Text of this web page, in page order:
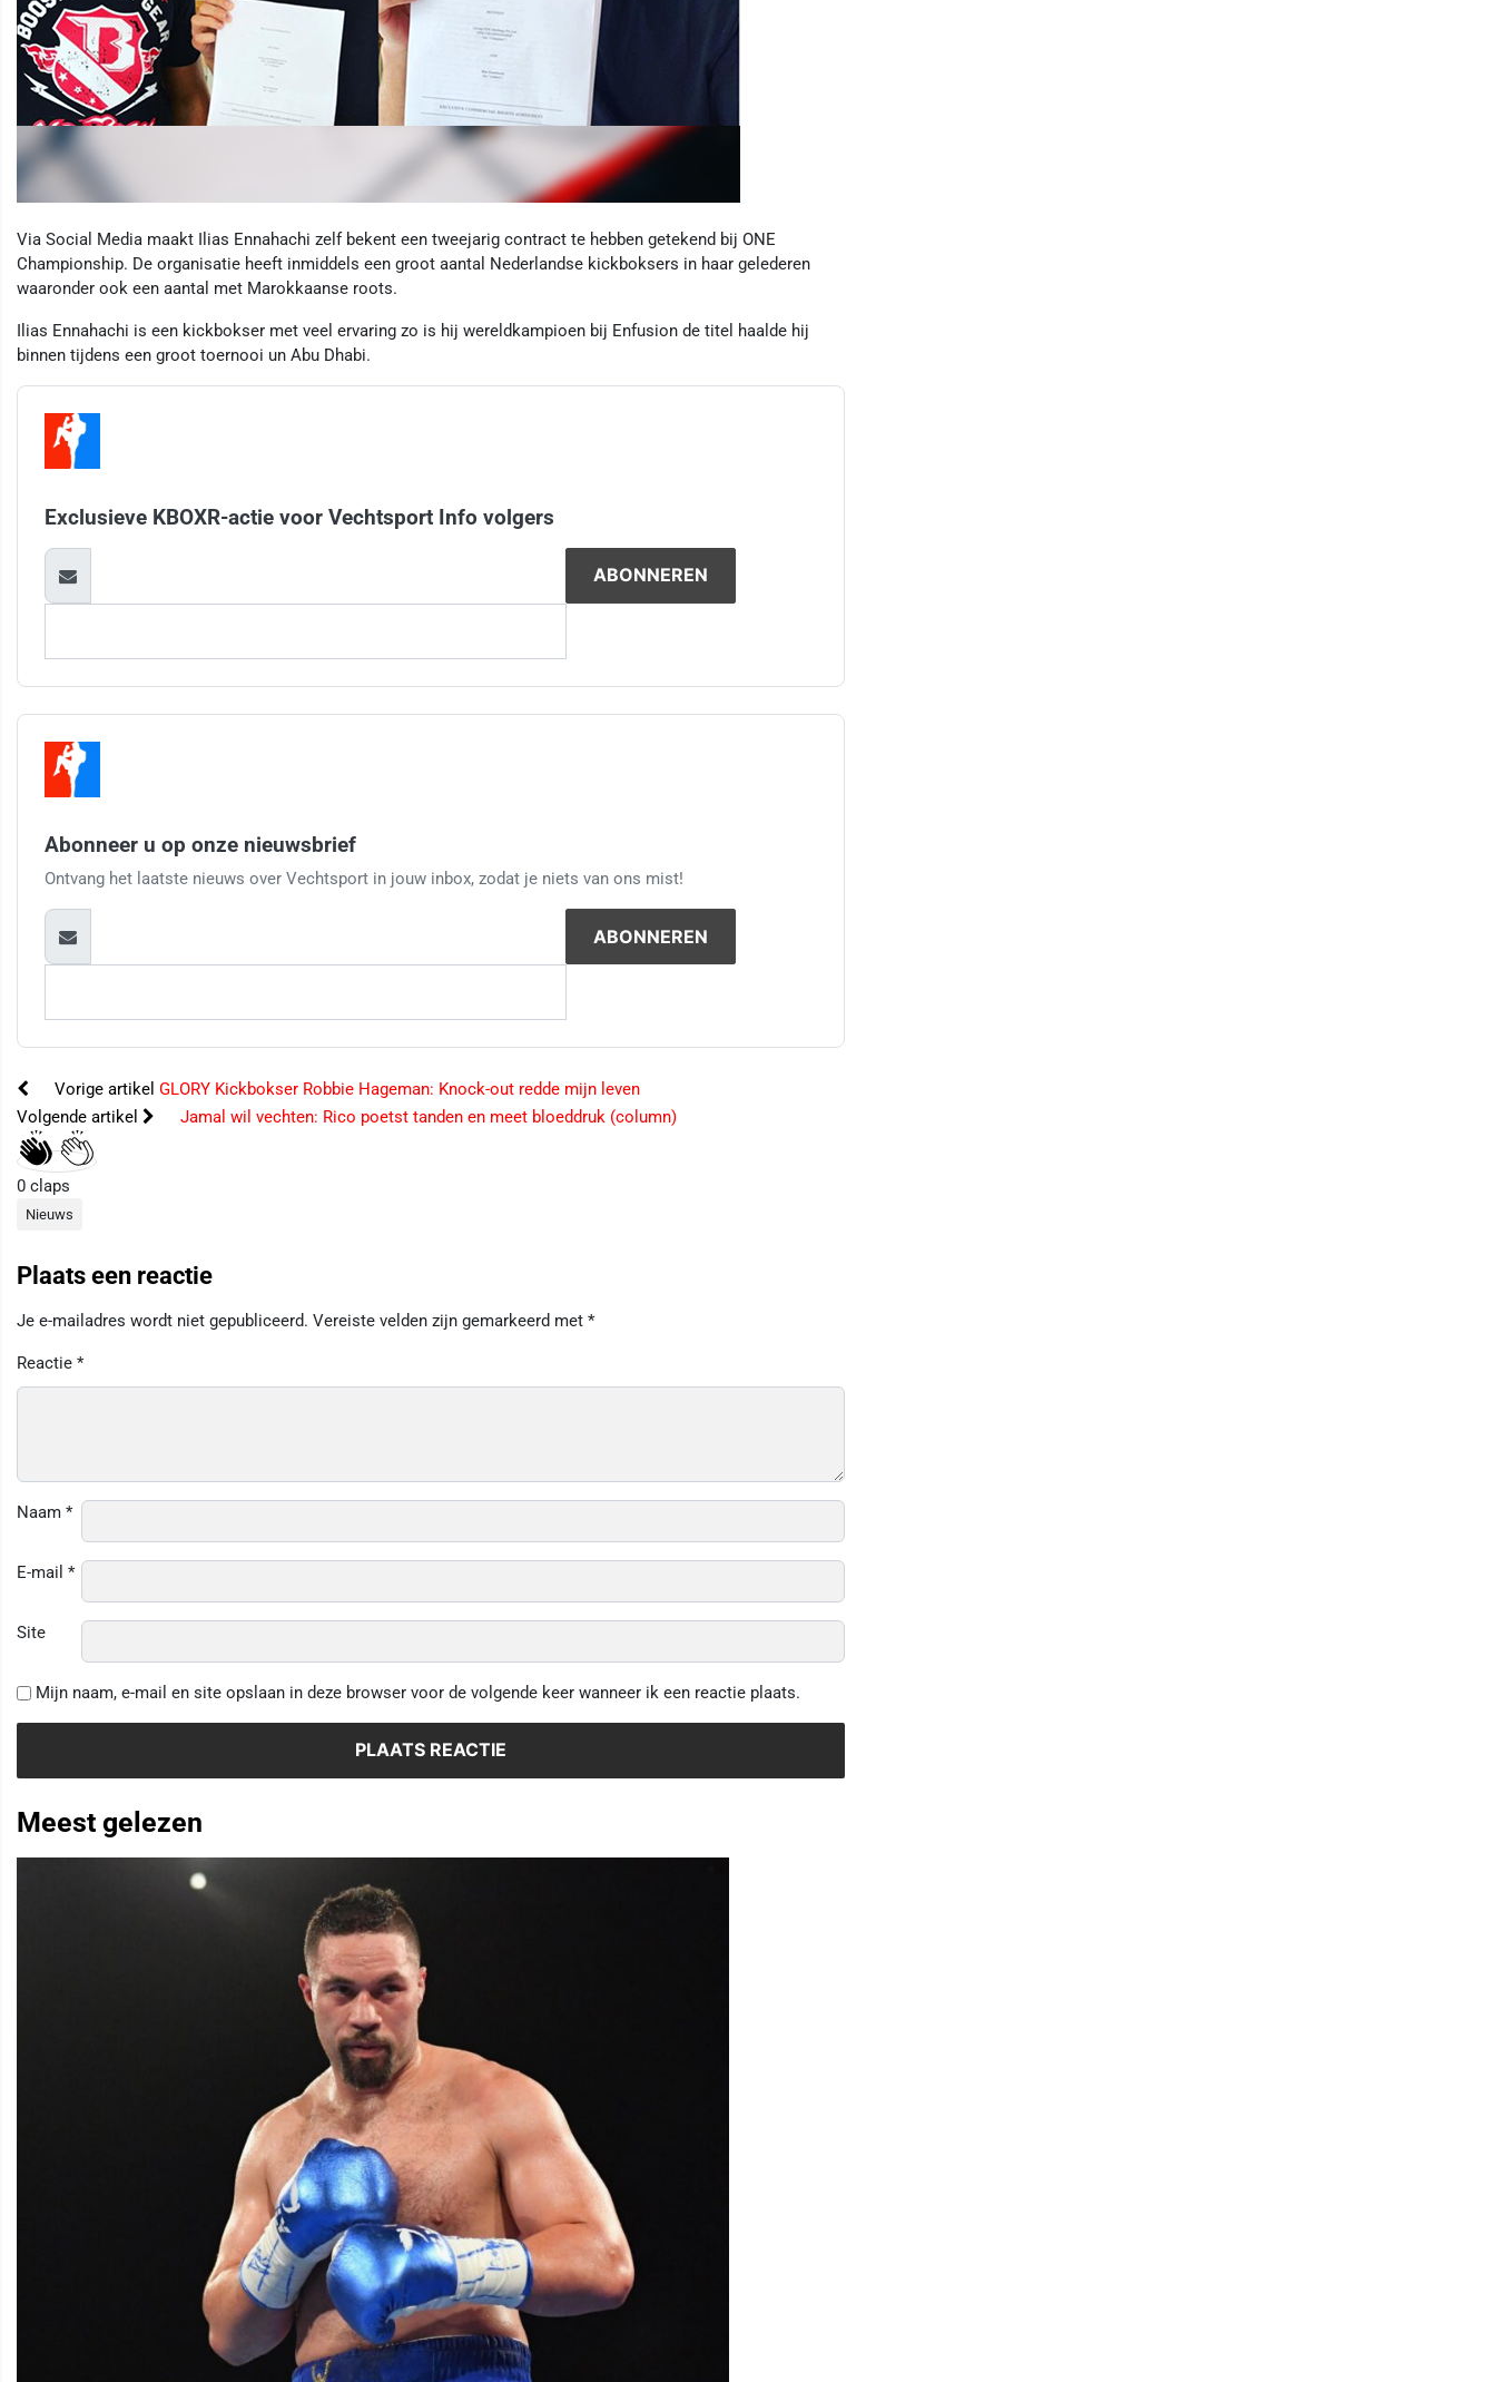
Via Social Media maakt Ilias Ennahachi zelf bekent een tweejarig contract te hebben getekend bij ONE
Championship. De organisatie heeft inmiddels een groot aantal Nederlandse kickboksers in haar gelederen
waaronder ook een aantal met Marokkaanse roots.
Ilias Ennahachi is een kickbokser met veel ervaring zo is hij wereldkampioen bij Enfusion de titel haalde hij
binnen tijdens een groot toernooi un Abu Dhabi.
Exclusieve KBOXR-actie voor Vechtsport Info volgers
Abonneer u op onze nieuwsbrief
Ontvang het laatste nieuws over Vechtsport in jouw inbox, zodat je niets van ons mist!
Vorige artikel GLORY Kickbokser Robbie Hageman: Knock-out redde mijn leven
Volgende artikel
Jamal wil vechten: Rico poetst tanden en meet bloeddruk (column)
0 claps
Nieuws
Plaats een reactie
Je e-mailadres wordt niet gepubliceerd. Vereiste velden zijn gemarkeerd met *
Reactie *
Naam *
E-mail *
Site
Mijn naam, e-mail en site opslaan in deze browser voor de volgende keer wanneer ik een reactie plaats.
Meest gelezen